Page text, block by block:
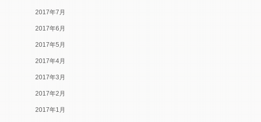
2017年7月
2017年6月
2017年5月
2017年4月
2017年3月
2017年2月
2017年1月